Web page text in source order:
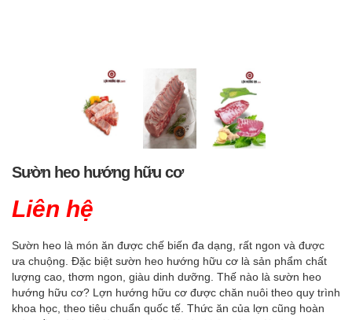
Sườn heo hướng hữu cơ
Liên hệ
Sườn heo là món ăn được chế biến đa dạng, rất ngon và được
ưa chuộng. Đặc biệt sườn heo hướng hữu cơ là sản phẩm chất
lượng cao, thơm ngon, giàu dinh dưỡng. Thế nào là sườn heo
hướng hữu cơ? Lợn hướng hữu cơ được chăn nuôi theo quy trình
khoa học, theo tiêu chuẩn quốc tế. Thức ăn của lợn cũng hoàn